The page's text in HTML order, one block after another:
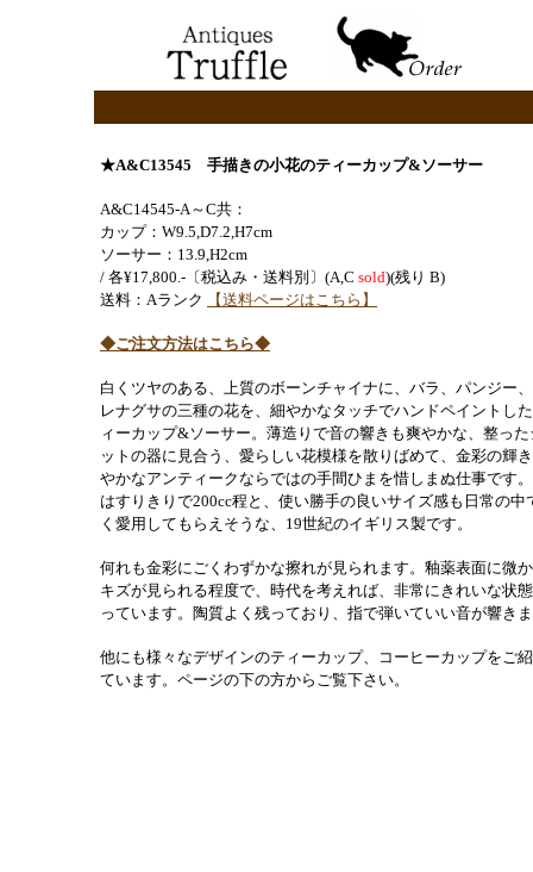
★A&C13545 手描きの小花のティーカップ&ソーサー
A&C14545-A～C共：
カップ：W9.5,D7.2,H7cm
ソーサー：13.9,H2cm
/ 各¥17,800.-〔税込み・送料別〕(A,C sold)(残り B)
送料： Aランク 【送料ページはこちら】
◆ご注文方法はこちら◆
白くツヤのある、上質のボーンチャイナに、バラ、パンジー
レナグサの三種の花を、細やかなタッチでハンドペイントし
ィーカップ&ソーサー。薄造りで音の響きも爽やかな、整っ
ットの器に見合う、愛らしい花模様を散りばめて、金彩の輝
やかなアンティークならではの手間ひまを惜しまぬ仕事です
はすりきりで200cc程と、使い勝手の良いサイズ感も日常の中
く愛用してもらえそうな、19世紀のイギリス製です。
何れも金彩にごくわずかな擦れが見られます。釉薬表面に微
キズが見られる程度で、時代を考えれば、非常にきれいな状
っています。陶質よく残っており、指で弾いていい音が響き
他にも様々なデザインのティーカップ、コーヒーカップをご
ています。ページの下の方からご覧下さい。